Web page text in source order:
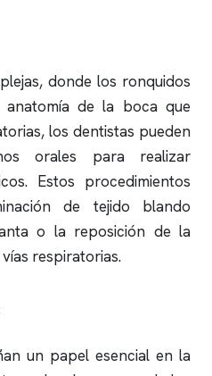
donde los ronquidos
de la boca que
los dentistas pueden
orales para realizar
Estos procedimientos
de tejido blando
o la reposición de la
respiratorias.
un papel esencial en la